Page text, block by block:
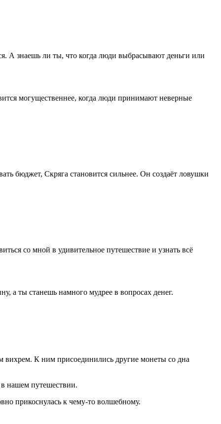
А знаешь ли ты, что когда люди выбрасывают деньги или
могущественнее, когда люди принимают неверные
бюджет, Скряга становится сильнее. Он создаёт ловушки
со мной в удивительное путешествие и узнать всё
а ты станешь намного мудрее в вопросах денег.
вихрем. К ним присоединились другие монеты со дна
нашем путешествии.
прикоснулась к чему-то волшебному.